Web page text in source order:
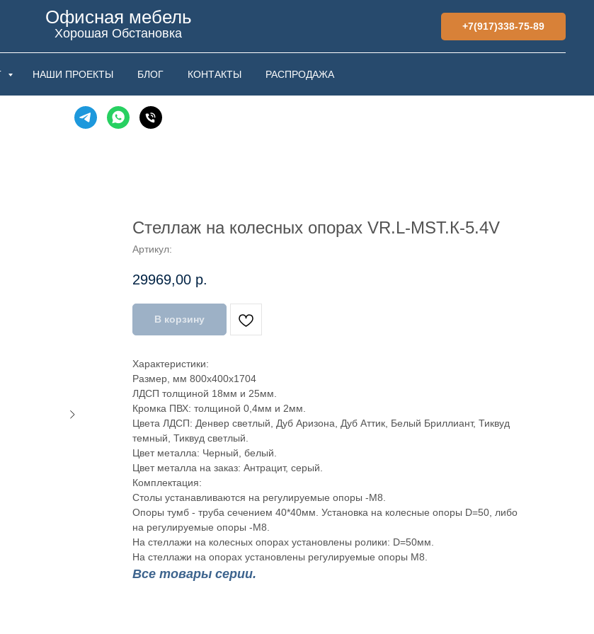
Офисная мебель
Хорошая Обстановка +7(917)338-75-89
НАШИ ПРОЕКТЫ БЛОГ КОНТАКТЫ РАСПРОДАЖА
Стеллаж на колесных опорах VR.L-MST.К-5.4V
Артикул:
29969,00 р.
В корзину
Характеристики:
Размер, мм 800х400х1704
ЛДСП толщиной 18мм и 25мм.
Кромка ПВХ: толщиной 0,4мм и 2мм.
Цвета ЛДСП: Денвер светлый, Дуб Аризона, Дуб Аттик, Белый Бриллиант, Тиквуд
темный, Тиквуд светлый.
Цвет металла: Черный, белый.
Цвет металла на заказ: Антрацит, серый.
Комплектация:
Столы устанавливаются на регулируемые опоры -М8.
Опоры тумб - труба сечением 40*40мм. Установка на колесные опоры D=50, либо
на регулируемые опоры -М8.
На стеллажи на колесных опорах установлены ролики: D=50мм.
На стеллажи на опорах установлены регулируемые опоры М8.
Все товары серии.